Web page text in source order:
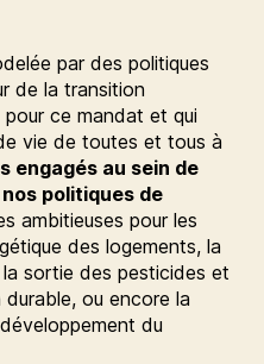
par des politiques
de la transition
ce mandat et qui
vie de toutes et tous à
engagés au sein de
politiques de
ambitieuses pour les
des logements, la
sortie des pesticides et
ou encore la
du